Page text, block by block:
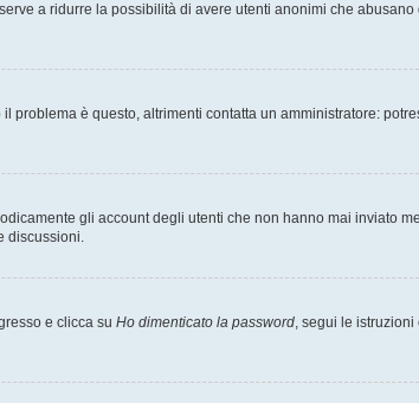
a ridurre la possibilità di avere utenti anonimi che abusano
è questo, altrimenti contatta un amministratore:
gli account degli utenti che non hanno mai inviato
discussioni.
e clicca su Ho dimenticato la password, segui le